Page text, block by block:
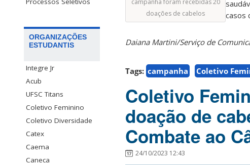
ORGANIZAÇÕES
ESTUDANTIS
Integre Jr
Acub
UFSC Titans
Coletivo Feminino
Coletivo Diversidade
Catex
Caema
Caneca
campanha foram recebidas 20
doações de cabelos
casos
Daiana Martini/Serviço de
Tags: campanha Coletivo
Coletivo
doação de
Combate ao
24/10/2023 12:43